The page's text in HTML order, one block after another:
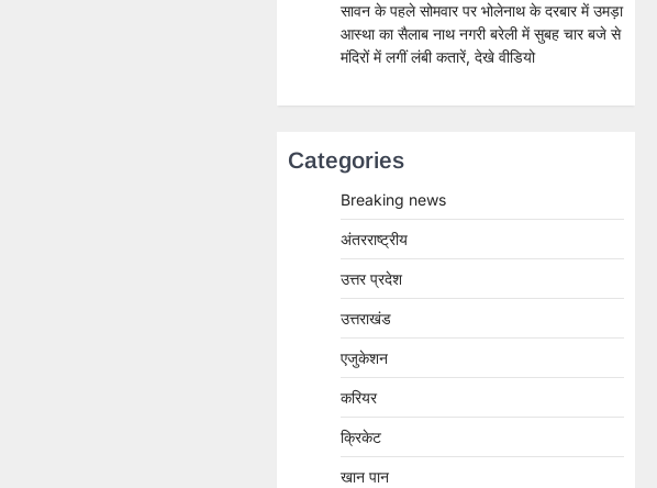
सावन के पहले सोमवार पर भोलेनाथ के दरबार में उमड़ा
आस्था का सैलाब नाथ नगरी बरेली में सुबह चार बजे से
मंदिरों में लगीं लंबी कतारें, देखे वीडियो
Categories
Breaking news
अंतरराष्ट्रीय
उत्तर प्रदेश
उत्तराखंड
एजुकेशन
करियर
क्रिकेट
खान पान